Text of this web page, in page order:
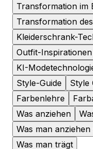
Transformation im
Transformation
Kleiderschrank-
Outfit-Inspirationen
KI-
Style-Guide
Style
Farbenlehre
Was anziehen
Was man anziehen
Was man trägt